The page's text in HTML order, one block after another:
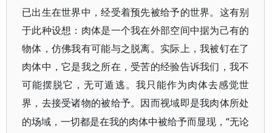
已出生在世界中，经受着预先被给予的世界。 这有别
于此种设想：肉体是一个我在外部空间中据为己有的
物体，仿佛我有可能与之脱离。实际上，我被钉在了
肉体中，它是我之所在，受苦的经验告诉我们，我不
可能摆脱它，无可遁逃。我只能作为肉体去感觉世
界，去接受诸物的被给予。因而视域即是我肉体所处
的场域，一切都是在我的肉体中被给予而显现，“无论